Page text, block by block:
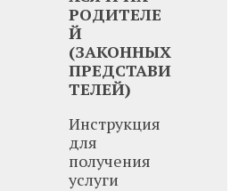
РОДИТЕЛЕ
Й
(ЗАКОННЫХ
ПРЕДСТАВИ
ТЕЛЕЙ)
Инструкция
для
получения
услуги